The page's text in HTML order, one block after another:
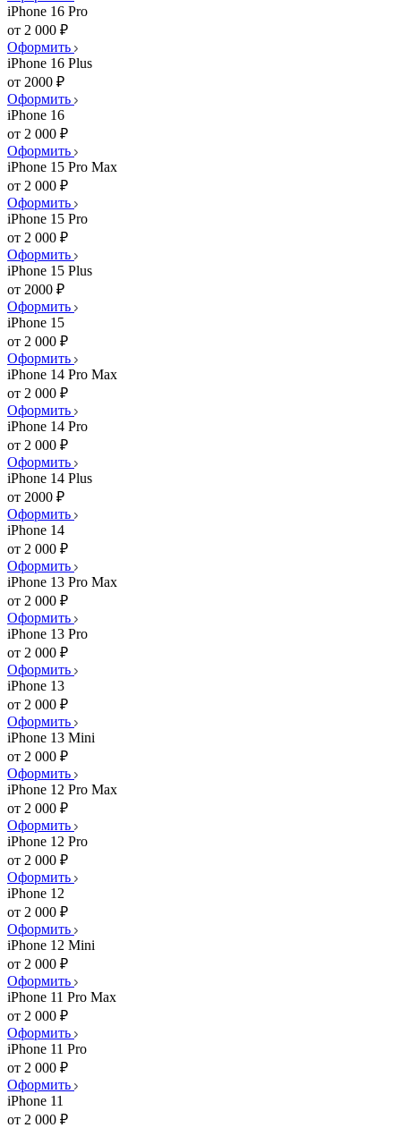
iPhone 16 Pro
от 2 000 ₽
Оформить
iPhone 16 Plus
от 2000 ₽
Оформить
iPhone 16
от 2 000 ₽
Оформить
iPhone 15 Pro Max
от 2 000 ₽
Оформить
iPhone 15 Pro
от 2 000 ₽
Оформить
iPhone 15 Plus
от 2000 ₽
Оформить
iPhone 15
от 2 000 ₽
Оформить
iPhone 14 Pro Max
от 2 000 ₽
Оформить
iPhone 14 Pro
от 2 000 ₽
Оформить
iPhone 14 Plus
от 2000 ₽
Оформить
iPhone 14
от 2 000 ₽
Оформить
iPhone 13 Pro Max
от 2 000 ₽
Оформить
iPhone 13 Pro
от 2 000 ₽
Оформить
iPhone 13
от 2 000 ₽
Оформить
iPhone 13 Mini
от 2 000 ₽
Оформить
iPhone 12 Pro Max
от 2 000 ₽
Оформить
iPhone 12 Pro
от 2 000 ₽
Оформить
iPhone 12
от 2 000 ₽
Оформить
iPhone 12 Mini
от 2 000 ₽
Оформить
iPhone 11 Pro Max
от 2 000 ₽
Оформить
iPhone 11 Pro
от 2 000 ₽
Оформить
iPhone 11
от 2 000 ₽